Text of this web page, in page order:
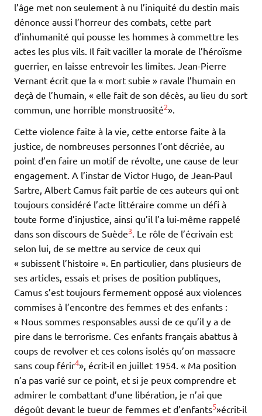
l’âge met non seulement à nu l’iniquité du destin mais
dénonce aussi l’horreur des combats, cette part
d’inhumanité qui pousse les hommes à commettre les
actes les plus vils. Il fait vaciller la morale de l’héroïsme
guerrier, en laisse entrevoir les limites. Jean-Pierre
Vernant écrit que la « mort subie » ravale l’humain en
deçà de l’humain, « elle fait de son décès, au lieu du sort
commun, une horrible monstruosité2».
Cette violence faite à la vie, cette entorse faite à la
justice, de nombreuses personnes l’ont décriée, au
point d’en faire un motif de révolte, une cause de leur
engagement. A l’instar de Victor Hugo, de Jean-Paul
Sartre, Albert Camus fait partie de ces auteurs qui ont
toujours considéré l’acte littéraire comme un défi à
toute forme d’injustice, ainsi qu’il l’a lui-même rappelé
dans son discours de Suède3. Le rôle de l’écrivain est
selon lui, de se mettre au service de ceux qui
« subissent l’histoire ». En particulier, dans plusieurs de
ses articles, essais et prises de position publiques,
Camus s’est toujours fermement opposé aux violences
commises à l’encontre des femmes et des enfants :
« Nous sommes responsables aussi de ce qu’il y a de
pire dans le terrorisme. Ces enfants français abattus à
coups de revolver et ces colons isolés qu’on massacre
sans coup férir4», écrit-il en juillet 1954. « Ma position
n’a pas varié sur ce point, et si je peux comprendre et
admirer le combattant d’une libération, je n’ai que
dégoût devant le tueur de femmes et d’enfants5»écrit-il